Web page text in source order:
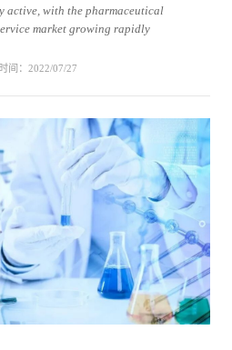
医疗与生命科学
半导体与芯片
汽车与出行
active, with the pharmaceutical
market growing rapidly
间：2022/07/27